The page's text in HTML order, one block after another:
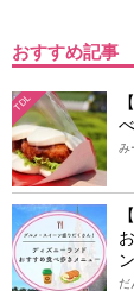
おすすめ記事
TDL
み
だ